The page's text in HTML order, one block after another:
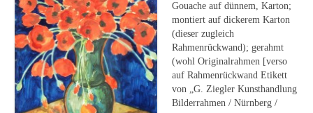
Ludwig Martin Wilberg
Weitere Künstler nach 1945
Kunst 1900-1945
Walter Becker
Gouache auf dünnem, Karton;
montiert auf dickerem Karton
(dieser zugleich
Rahmenrückwand); gerahmt
(wohl Originalrahmen [verso
auf Rahmenrückwand Etikett
von „G. Ziegler Kunsthandlung
Bilderrahmen / Nürnberg /